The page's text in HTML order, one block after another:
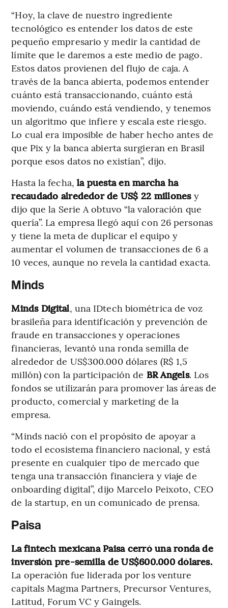
“Hoy, la clave de nuestro ingrediente
tecnológico es entender los datos de este
pequeño empresario y medir la cantidad de
límite que le daremos a este medio de pago.
Estos datos provienen del flujo de caja. A
través de la banca abierta, podemos entender
cuánto está transaccionando, cuánto está
moviendo, cuándo está vendiendo, y tenemos
un algoritmo que infiere y escala este riesgo.
Lo cual era imposible de haber hecho antes de
que Pix y la banca abierta surgieran en Brasil
porque esos datos no existían”, dijo.
Hasta la fecha, la puesta en marcha ha
recaudado alrededor de US$ 22 millones y
dijo que la Serie A obtuvo “la valoración que
quería”. La empresa llegó aquí con 26 personas
y tiene la meta de duplicar el equipo y
aumentar el volumen de transacciones de 6 a
10 veces, aunque no revela la cantidad exacta.
Minds
Minds Digital, una IDtech biométrica de voz
brasileña para identificación y prevención de
fraude en transacciones y operaciones
financieras, levantó una ronda semilla de
alrededor de US$300.000 dólares (R$ 1,5
millón) con la participación de BR Angels. Los
fondos se utilizarán para promover las áreas de
producto, comercial y marketing de la
empresa.
“Minds nació con el propósito de apoyar a
todo el ecosistema financiero nacional, y está
presente en cualquier tipo de mercado que
tenga una transacción financiera y viaje de
onboarding digital”, dijo Marcelo Peixoto, CEO
de la startup, en un comunicado de prensa.
Paisa
La fintech mexicana Paisa cerró una ronda de
inversión pre-semilla de US$600.000 dólares.
La operación fue liderada por los venture
capitals Magma Partners, Precursor Ventures,
Latitud, Forum VC y Gaingels.